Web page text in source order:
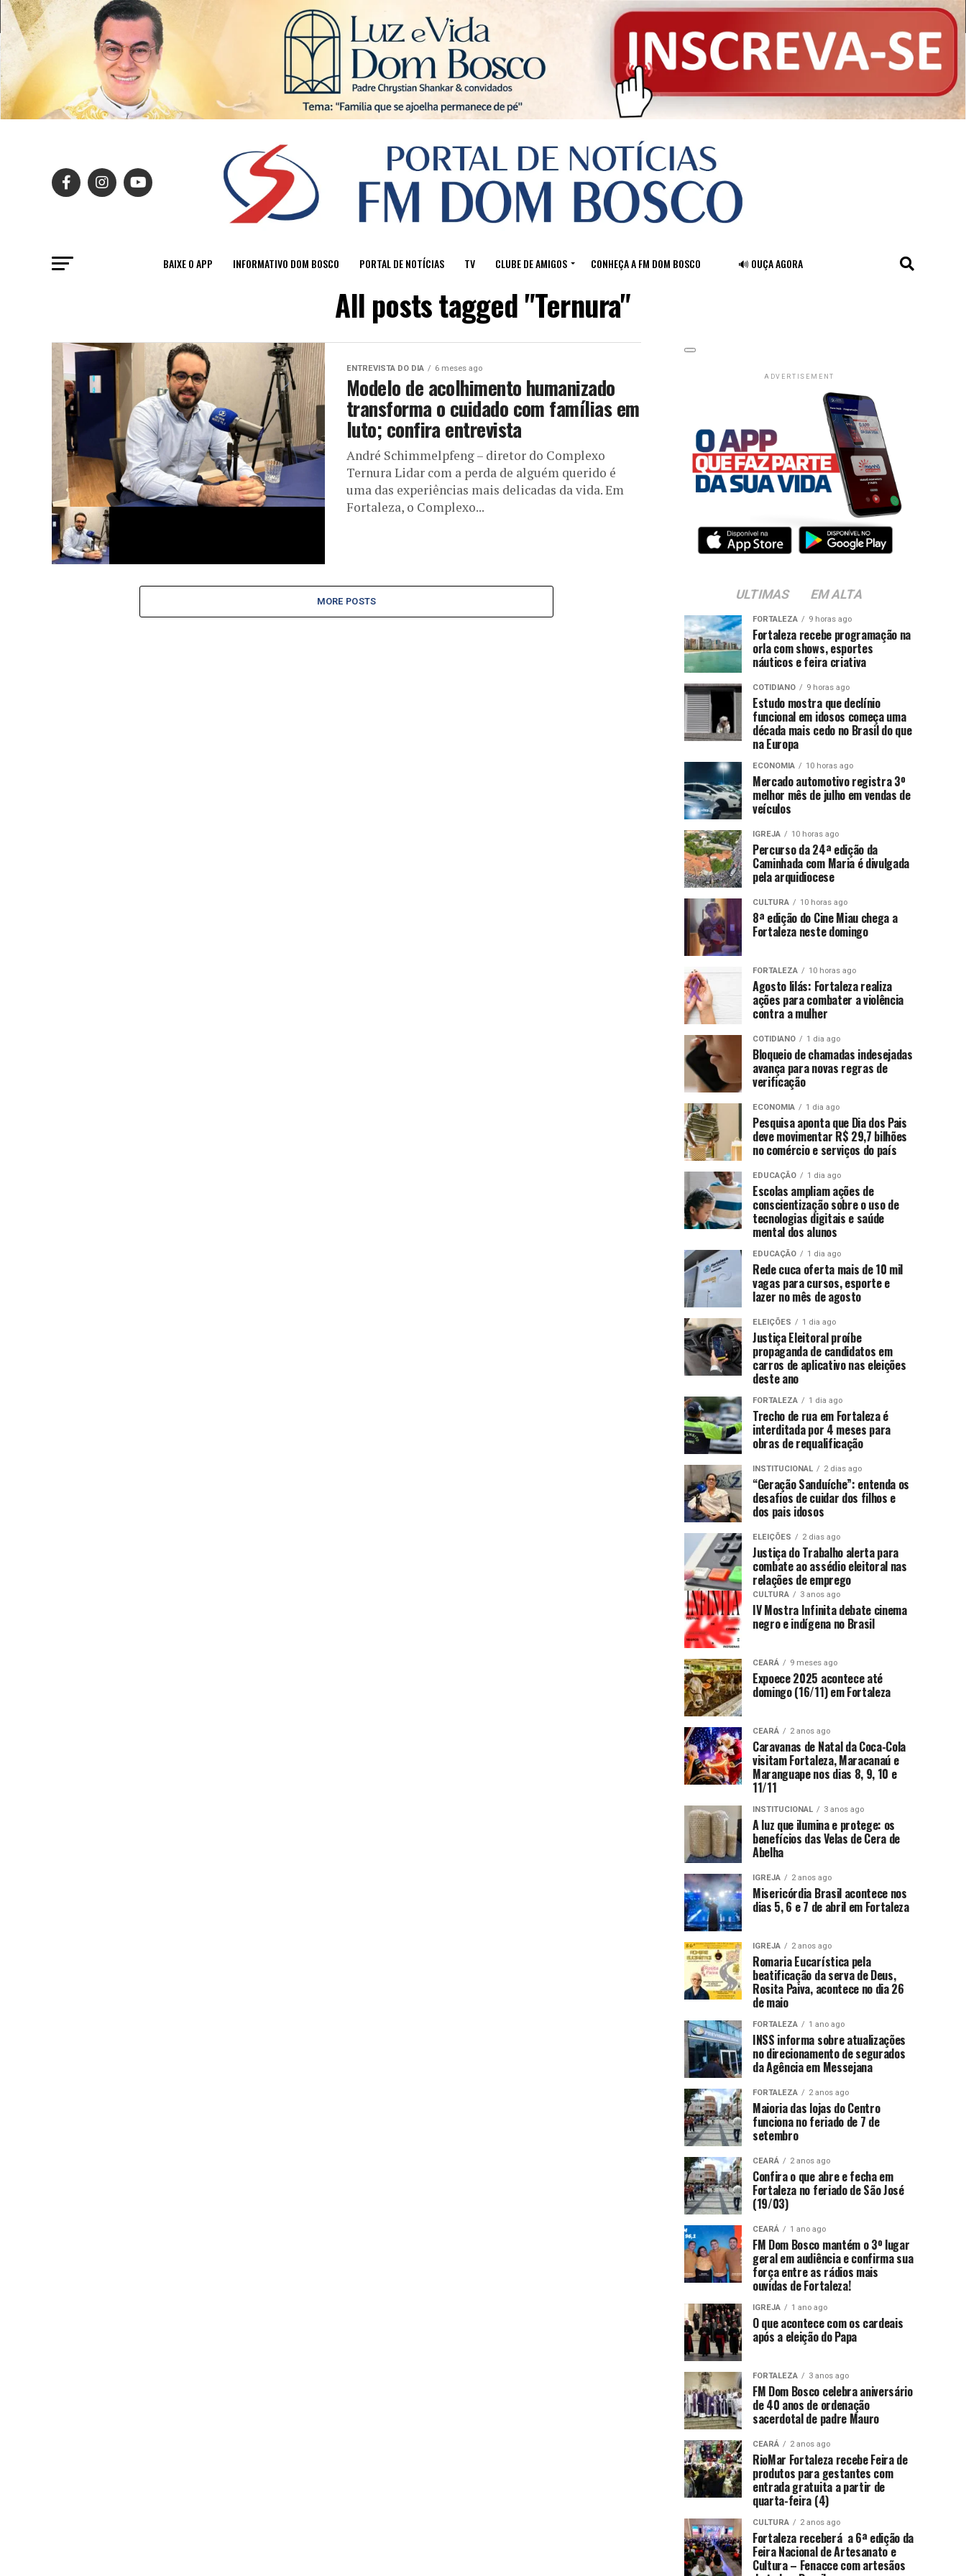
BAIXE O APP INFORMATIVO DOM BOSCO PORTAL DE NOTÍCIAS TV CLUBE DE AMIGOS CONHEÇA A FM DOM BOSCO 🔊 OUÇA AGORA
All posts tagged "Ternura"
ENTREVISTA DO DIA 6 meses ago
Modelo de acolhimento humanizado
transforma o cuidado com famílias em
luto; confira entrevista
André Schimmelpfeng – diretor do Complexo
Ternura Lidar com a perda de alguém querido é
uma das experiências mais delicadas da vida. Em
Fortaleza, o Complexo...
MORE POSTS
ADVERTISEMENT
ULTIMAS EM ALTA
FORTALEZA 9 horas ago
Fortaleza recebe programação na
orla com shows, esportes
náuticos e feira criativa
COTIDIANO 9 horas ago
Estudo mostra que declínio
funcional em idosos começa uma
década mais cedo no Brasil do que
na Europa
ECONOMIA 10 horas ago
Mercado automotivo registra 3º
melhor mês de julho em vendas de
veículos
IGREJA 10 horas ago
Percurso da 24ª edição da
Caminhada com Maria é divulgada
pela arquidiocese
CULTURA 10 horas ago
8ª edição do Cine Miau chega a
Fortaleza neste domingo
FORTALEZA 10 horas ago
Agosto lilás: Fortaleza realiza
ações para combater a violência
contra a mulher
COTIDIANO 1 dia ago
Bloqueio de chamadas indesejadas
avança para novas regras de
verificação
ECONOMIA 1 dia ago
Pesquisa aponta que Dia dos Pais
deve movimentar R$ 29,7 bilhões
no comércio e serviços do país
EDUCAÇÃO 1 dia ago
Escolas ampliam ações de
conscientização sobre o uso de
tecnologias digitais e saúde
mental dos alunos
EDUCAÇÃO 1 dia ago
Rede cuca oferta mais de 10 mil
vagas para cursos, esporte e
lazer no mês de agosto
ELEIÇÕES 1 dia ago
Justiça Eleitoral proíbe
propaganda de candidatos em
carros de aplicativo nas eleições
deste ano
FORTALEZA 1 dia ago
Trecho de rua em Fortaleza é
interditada por 4 meses para
obras de requalificação
INSTITUCIONAL 2 dias ago
“Geração Sanduíche”: entenda os
desafios de cuidar dos filhos e
dos pais idosos
ELEIÇÕES 2 dias ago
Justiça do Trabalho alerta para
combate ao assédio eleitoral nas
relações de emprego
CULTURA 3 anos ago
IV Mostra Infinita debate cinema
negro e indígena no Brasil
CEARÁ 9 meses ago
Expoece 2025 acontece até
domingo (16/11) em Fortaleza
CEARÁ 2 anos ago
Caravanas de Natal da Coca-Cola
visitam Fortaleza, Maracanaú e
Maranguape nos dias 8, 9, 10 e
11/11
INSTITUCIONAL 3 anos ago
A luz que ilumina e protege: os
benefícios das Velas de Cera de
Abelha
IGREJA 2 anos ago
Misericórdia Brasil acontece nos
dias 5, 6 e 7 de abril em Fortaleza
IGREJA 2 anos ago
Romaria Eucarística pela
beatificação da serva de Deus,
Rosita Paiva, acontece no dia 26
de maio
FORTALEZA 1 ano ago
INSS informa sobre atualizações
no direcionamento de segurados
da Agência em Messejana
FORTALEZA 2 anos ago
Maioria das lojas do Centro
funciona no feriado de 7 de
setembro
CEARÁ 2 anos ago
Confira o que abre e fecha em
Fortaleza no feriado de São José
(19/03)
CEARÁ 1 ano ago
FM Dom Bosco mantém o 3º lugar
geral em audiência e confirma sua
força entre as rádios mais
ouvidas de Fortaleza!
IGREJA 1 ano ago
O que acontece com os cardeais
após a eleição do Papa
FORTALEZA 3 anos ago
FM Dom Bosco celebra aniversário
de 40 anos de ordenação
sacerdotal de padre Mauro
CEARÁ 2 anos ago
RioMar Fortaleza recebe Feira de
produtos para gestantes com
entrada gratuita a partir de
quarta-feira (4)
CULTURA 2 anos ago
Fortaleza receberá a 6ª edição da
Feira Nacional de Artesanato e
Cultura – Fenacce com artesãos
Sair da versão mobile